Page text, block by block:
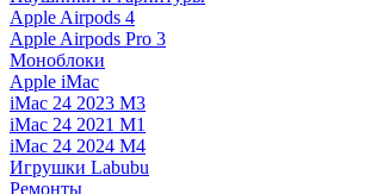
Apple Airpods 4
Apple Airpods Pro 3
Моноблоки
Apple iMac
iMac 24 2023 M3
iMac 24 2021 M1
iMac 24 2024 M4
Игрушки Labubu
Ремонты